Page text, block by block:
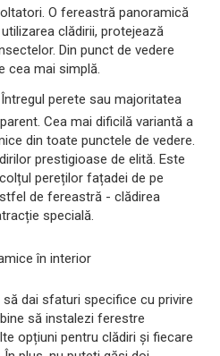
O fereastră panoramică
clădirii, protejează
Din punct de vedere
cea mai simplă.
perete sau majoritatea
Cea mai dificilă variantă a
din toate punctele de vedere.
prestigioase de elită. Este
pereților fațadei de pe
de fereastră - clădirea
specială.
în interior
dai sfaturi specifice cu privire
să instalezi ferestre
opțiuni pentru clădiri și fiecare